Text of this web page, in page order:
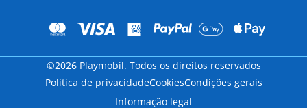
©2026 Playmobil. Todos os direitos reservados
Política de privacidadeCookiesCondições gerais
Informação legal